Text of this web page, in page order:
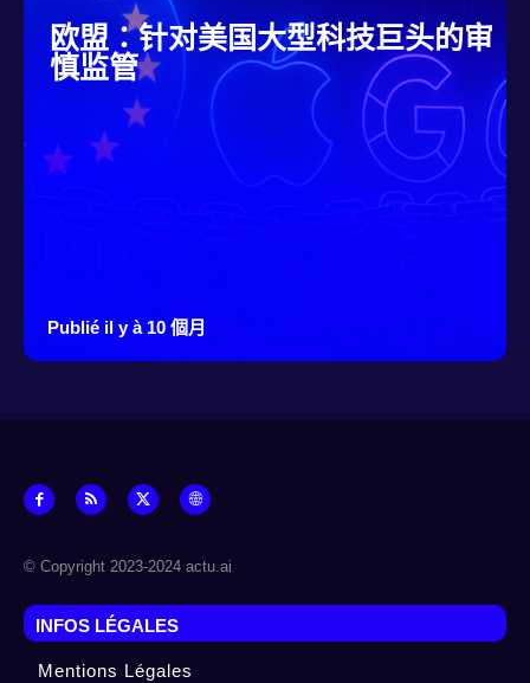
欧盟：针对美国大型科技巨头的审
慎监管
Publié il y à 10 個月
© Copyright 2023-2024 actu.ai
INFOS LÉGALES
Mentions Légales